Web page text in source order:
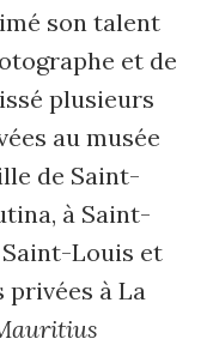
son talent
et de
plusieurs
au musée
de Saint-
à Saint-
Saint-Louis et
à La